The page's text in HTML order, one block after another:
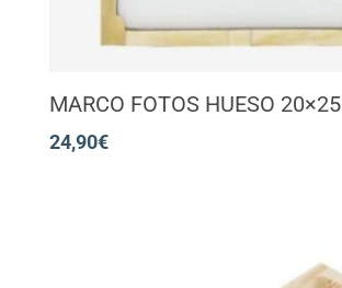
MARCO FOTOS HUESO 20×25
24,90€